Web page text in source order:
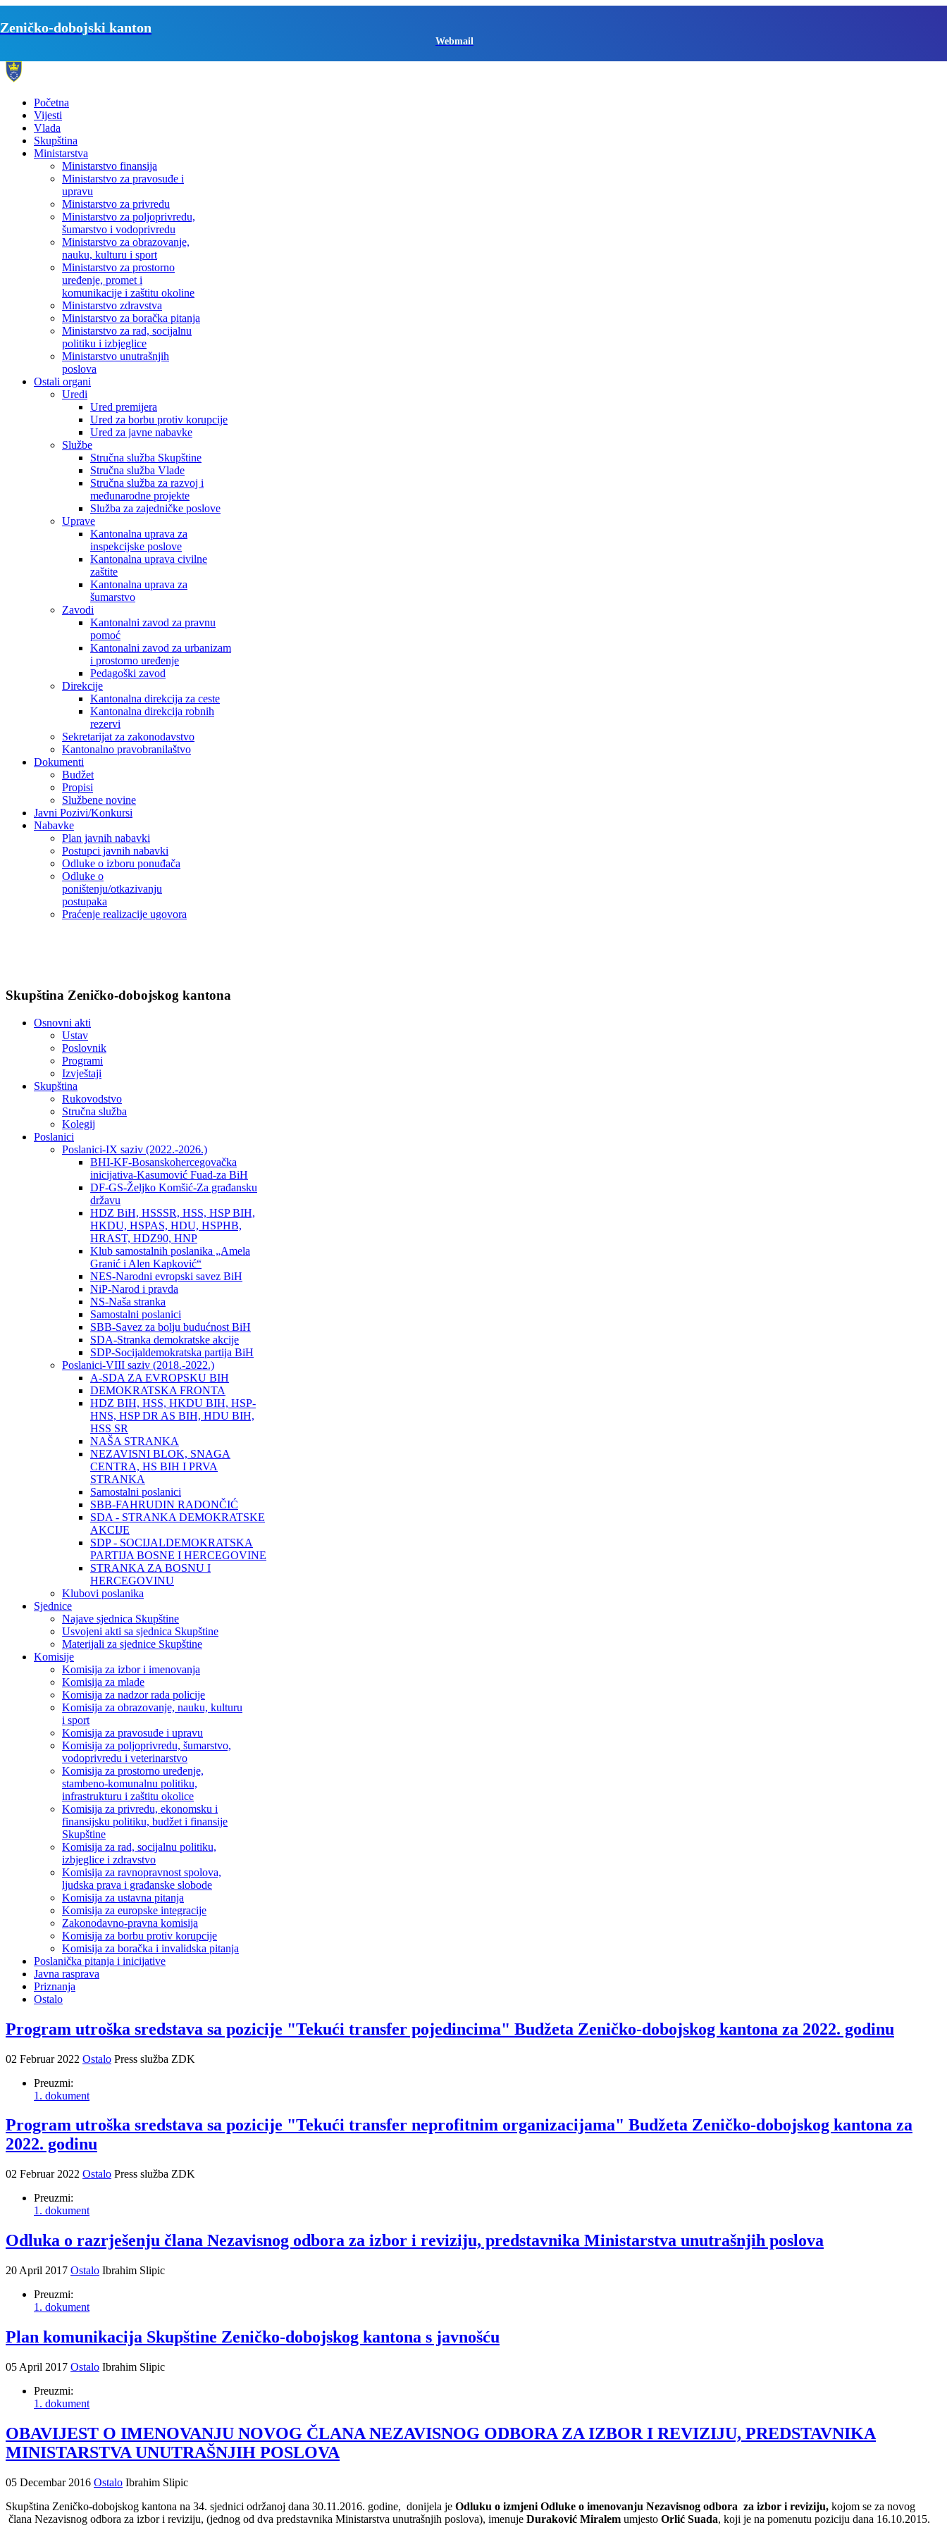
Zeničko-dobojski kanton
Webmail
Početna
Vijesti
Vlada
Skupština
Ministarstva
Ministarstvo finansija
Ministarstvo za pravosuđe i
upravu
Ministarstvo za privredu
Ministarstvo za poljoprivredu,
šumarstvo i vodoprivredu
Ministarstvo za obrazovanje,
nauku, kulturu i sport
Ministarstvo za prostorno
uređenje, promet i
komunikacije i zaštitu okoline
Ministarstvo zdravstva
Ministarstvo za boračka pitanja
Ministarstvo za rad, socijalnu
politiku i izbjeglice
Ministarstvo unutrašnjih
poslova
Ostali organi
Uredi
Ured premijera
Ured za borbu protiv korupcije
Ured za javne nabavke
Službe
Stručna služba Skupštine
Stručna služba Vlade
Stručna služba za razvoj i
međunarodne projekte
Služba za zajedničke poslove
Uprave
Kantonalna uprava za
inspekcijske poslove
Kantonalna uprava civilne
zaštite
Kantonalna uprava za
šumarstvo
Zavodi
Kantonalni zavod za pravnu
pomoć
Kantonalni zavod za urbanizam
i prostorno uređenje
Pedagoški zavod
Direkcije
Kantonalna direkcija za ceste
Kantonalna direkcija robnih
rezervi
Sekretarijat za zakonodavstvo
Kantonalno pravobranilaštvo
Dokumenti
Budžet
Propisi
Službene novine
Javni Pozivi/Konkursi
Nabavke
Plan javnih nabavki
Postupci javnih nabavki
Odluke o izboru ponuđača
Odluke o
poništenju/otkazivanju
postupaka
Praćenje realizacije ugovora
Skupština Zeničko-dobojskog kantona
Osnovni akti
Ustav
Poslovnik
Programi
Izvještaji
Skupština
Rukovodstvo
Stručna služba
Kolegij
Poslanici
Poslanici-IX saziv (2022.-2026.)
BHI-KF-Bosanskohercegovačka
inicijativa-Kasumović Fuad-za BiH
DF-GS-Željko Komšić-Za građansku
državu
HDZ BiH, HSSSR, HSS, HSP BIH,
HKDU, HSPAS, HDU, HSPHB,
HRAST, HDZ90, HNP
Klub samostalnih poslanika „Amela
Granić i Alen Kapković“
NES-Narodni evropski savez BiH
NiP-Narod i pravda
NS-Naša stranka
Samostalni poslanici
SBB-Savez za bolju budućnost BiH
SDA-Stranka demokratske akcije
SDP-Socijaldemokratska partija BiH
Poslanici-VIII saziv (2018.-2022.)
A-SDA ZA EVROPSKU BIH
DEMOKRATSKA FRONTA
HDZ BIH, HSS, HKDU BIH, HSP-
HNS, HSP DR AS BIH, HDU BIH,
HSS SR
NAŠA STRANKA
NEZAVISNI BLOK, SNAGA
CENTRA, HS BIH I PRVA
STRANKA
Samostalni poslanici
SBB-FAHRUDIN RADONČIĆ
SDA - STRANKA DEMOKRATSKE
AKCIJE
SDP - SOCIJALDEMOKRATSKA
PARTIJA BOSNE I HERCEGOVINE
STRANKA ZA BOSNU I
HERCEGOVINU
Klubovi poslanika
Sjednice
Najave sjednica Skupštine
Usvojeni akti sa sjednica Skupštine
Materijali za sjednice Skupštine
Komisije
Komisija za izbor i imenovanja
Komisija za mlade
Komisija za nadzor rada policije
Komisija za obrazovanje, nauku, kulturu
i sport
Komisija za pravosuđe i upravu
Komisija za poljoprivredu, šumarstvo,
vodoprivredu i veterinarstvo
Komisija za prostorno uređenje,
stambeno-komunalnu politiku,
infrastrukturu i zaštitu okolice
Komisija za privredu, ekonomsku i
finansijsku politiku, budžet i finansije
Skupštine
Komisija za rad, socijalnu politiku,
izbjeglice i zdravstvo
Komisija za ravnopravnost spolova,
ljudska prava i građanske slobode
Komisija za ustavna pitanja
Komisija za europske integracije
Zakonodavno-pravna komisija
Komisija za borbu protiv korupcije
Komisija za boračka i invalidska pitanja
Poslanička pitanja i inicijative
Javna rasprava
Priznanja
Ostalo
Program utroška sredstava sa pozicije "Tekući transfer pojedincima" Budžeta Zeničko-dobojskog kantona za 2022. godinu
02 Februar 2022 Ostalo Press služba ZDK
Preuzmi:
1. dokument
Program utroška sredstava sa pozicije "Tekući transfer neprofitnim organizacijama" Budžeta Zeničko-dobojskog kantona za
2022. godinu
02 Februar 2022 Ostalo Press služba ZDK
Preuzmi:
1. dokument
Odluka o razrješenju člana Nezavisnog odbora za izbor i reviziju, predstavnika Ministarstva unutrašnjih poslova
20 April 2017 Ostalo Ibrahim Slipic
Preuzmi:
1. dokument
Plan komunikacija Skupštine Zeničko-dobojskog kantona s javnošću
05 April 2017 Ostalo Ibrahim Slipic
Preuzmi:
1. dokument
OBAVIJEST O IMENOVANJU NOVOG ČLANA NEZAVISNOG ODBORA ZA IZBOR I REVIZIJU, PREDSTAVNIKA
MINISTARSTVA UNUTRAŠNJIH POSLOVA
05 Decembar 2016 Ostalo Ibrahim Slipic
Skupština Zeničko-dobojskog kantona na 34. sjednici održanoj dana 30.11.2016. godine, donijela je Odluku o izmjeni Odluke o imenovanju Nezavisnog odbora za izbor i reviziju, kojom se za novog
člana Nezavisnog odbora za izbor i reviziju, (jednog od dva predstavnika Ministarstva unutrašnjih poslova), imenuje Duraković Miralem umjesto Orlić Suada, koji je na pomenutu poziciju dana 16.10.2015.